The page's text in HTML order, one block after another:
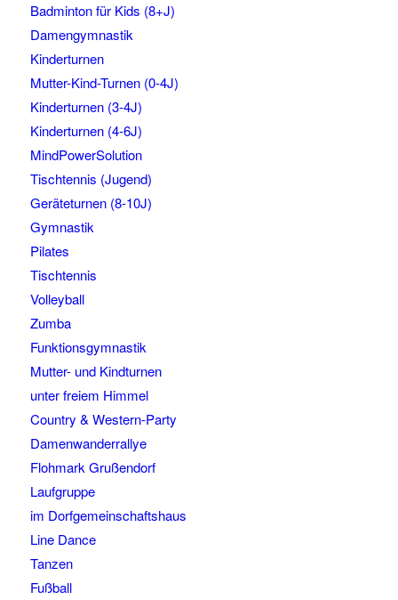
Badminton für Kids (8+J)
Damengymnastik
Kinderturnen
Mutter-Kind-Turnen (0-4J)
Kinderturnen (3-4J)
Kinderturnen (4-6J)
MindPowerSolution
Tischtennis (Jugend)
Geräteturnen (8-10J)
Gymnastik
Pilates
Tischtennis
Volleyball
Zumba
Funktionsgymnastik
Mutter- und Kindturnen
unter freiem Himmel
Country & Western-Party
Damenwanderrallye
Flohmark Grußendorf
Laufgruppe
im Dorfgemeinschaftshaus
Line Dance
Tanzen
Fußball